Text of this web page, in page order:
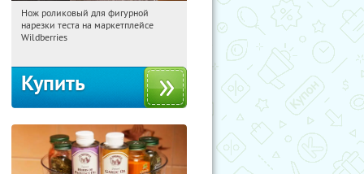
11:17:30 Получили:
Россия
Нож роликовый для фигурной
нарезки теста на маркетплейсе
Wildberries
Купить